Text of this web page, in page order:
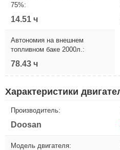
75%:
14.51 ч
Автономия на внешнем
топливном баке 2000л.:
78.43 ч
Характеристики
Производитель:
Doosan
Модель двигателя: